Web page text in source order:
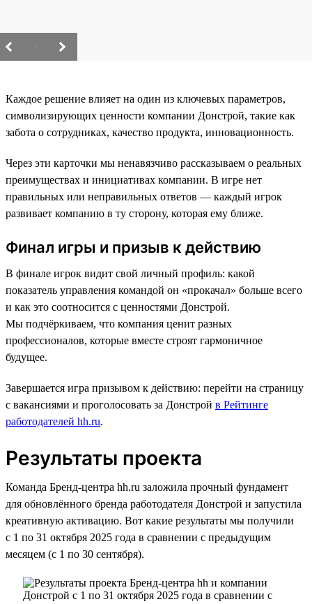
Каждое решение влияет на один из ключевых параметров,
символизирующих ценности компании Донстрой, такие как
забота о сотрудниках, качество продукта, инновационность.
Через эти карточки мы ненавязчиво рассказываем о реальных
преимуществах и инициативах компании. В игре нет
правильных или неправильных ответов — каждый игрок
развивает компанию в ту сторону, которая ему ближе.
Финал игры и призыв к действию
В финале игрок видит свой личный профиль: какой
показатель управления командой он «прокачал» больше всего
и как это соотносится с ценностями Донстрой.
Мы подчёркиваем, что компания ценит разных
профессионалов, которые вместе строят гармоничное
будущее.
Завершается игра призывом к действию: перейти на страницу
с вакансиями и проголосовать за Донстрой в Рейтинге
работодателей hh.ru.
Результаты проекта
Команда Бренд-центра hh.ru заложила прочный фундамент
для обновлённого бренда работодателя Донстрой и запустила
креативную активацию. Вот какие результаты мы получили
с 1 по 31 октября 2025 года в сравнении с предыдущим
месяцем (с 1 по 30 сентября).